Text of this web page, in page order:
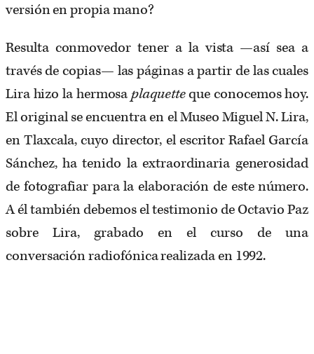
versión en propia mano?
Resulta conmovedor tener a la vista —así sea a
través de copias— las páginas a partir de las cuales
Lira hizo la hermosaplaquetteque conocemos hoy.
El original se encuentra en el Museo Miguel N. Lira,
en Tlaxcala, cuyo director, el escritor Rafael García
Sánchez, ha tenido la extraordinaria generosidad
de fotografiar para la elaboración de este número.
A él también debemos el testimonio de Octavio Paz
sobre Lira, grabado en el curso de una
conversación radiofónica realizada en 1992.